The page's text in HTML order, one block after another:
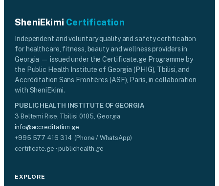
SheniEkimi Certification
Independent and voluntary quality and safety certification
for healthcare, fitness, beauty and wellness providers in
Georgia — issued under the Certificate.ge Programme by
the Public Health Institute of Georgia (PHIG), Tbilisi, and
Accréditation Sans Frontières (ASF), Paris, in collaboration
with SheniEkimi.
PUBLIC HEALTH INSTITUTE OF GEORGIA
3 Beltemi Rise, Tbilisi 0105, Georgia
info@accreditation.ge
+995 577 416 314 (Phone / WhatsApp)
certificate.ge · publichealth.ge
EXPLORE